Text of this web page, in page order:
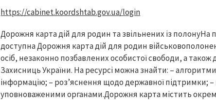
https://cabinet.koordshtab.gov.ua/login
Дорожня карта дій для родин та звільнених із
доступна Дорожня карта дій для родин
осіб, незаконно позбавлених особистої свободи, а також
Захисниць України. На ресурсі можна знайти: –
інформацію; – роз’яснення щодо державної підтримки; –
уповноваженими органами.Дорожня карта містить